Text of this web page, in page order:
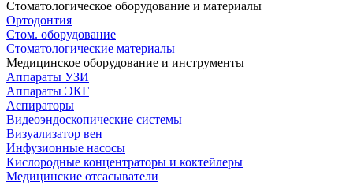
Стоматологическое оборудование и материалы
Ортодонтия
Стом. оборудование
Стоматологические материалы
Медицинское оборудование и инструменты
Аппараты УЗИ
Аппараты ЭКГ
Аспираторы
Видеоэндоскопические системы
Визуализатор вен
Инфузионные насосы
Кислородные концентраторы и коктейлеры
Медицинские отсасыватели